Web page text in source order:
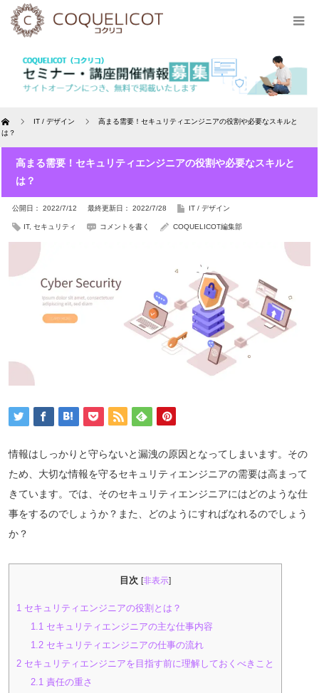
Home IT / デザイン
高まる需要！セキュリティエンジニアの役割や必要なスキルと
は？
高まる需要！セキュリティエンジニアの役割や必要なスキルと
は？
公開日： 2022/7/12 最終更新日： 2022/7/28 IT / デザイン
IT, セキュリティ コメントを書く COQUELICOT編集部
情報はしっかりと守らないと漏洩の原因となってしまいます。その
ため、大切な情報を守るセキュリティエンジニアの需要は高まって
きています。では、そのセキュリティエンジニアにはどのような仕
事をするのでしょうか？また、どのようにすればなれるのでしょう
か？
目次 [非表示]
1 セキュリティエンジニアの役割とは？
1.1 セキュリティエンジニアの主な仕事内容
1.2セキュリティエンジニアの仕事の流れ
2 セキュリティエンジニアを目指す前に理解しておくべきこと
2.1 責任の重さ